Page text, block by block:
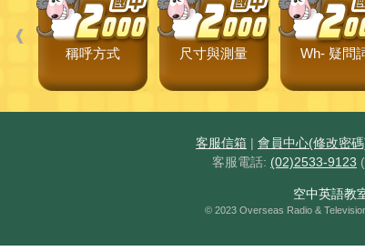
❰
稱呼方式
尺寸與測量 Wh- 疑問
客服信箱 | 會員中心(修改密
客服電話: (02)2533-9123
空中英語教
© 2023 Overseas Radio &